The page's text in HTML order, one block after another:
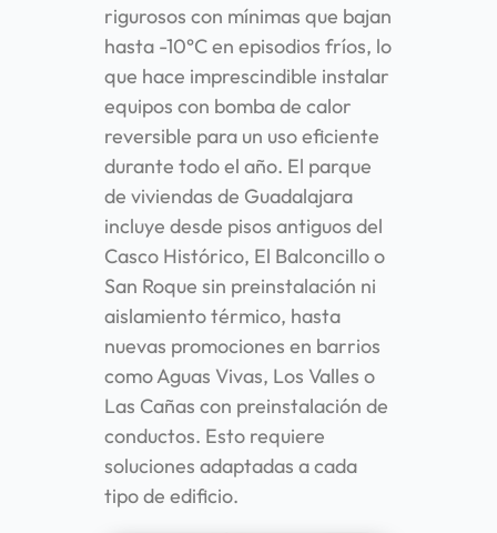
rigurosos con mínimas que bajan
hasta -10°C en episodios fríos, lo
que hace imprescindible instalar
equipos con bomba de calor
reversible para un uso eficiente
durante todo el año. El parque
de viviendas de Guadalajara
incluye desde pisos antiguos del
Casco Histórico, El Balconcillo o
San Roque sin preinstalación ni
aislamiento térmico, hasta
nuevas promociones en barrios
como Aguas Vivas, Los Valles o
Las Cañas con preinstalación de
conductos. Esto requiere
soluciones adaptadas a cada
tipo de edificio.